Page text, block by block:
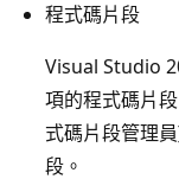
程式碼片段
Visual Studio
項的程式碼片
式碼片段管理
段。